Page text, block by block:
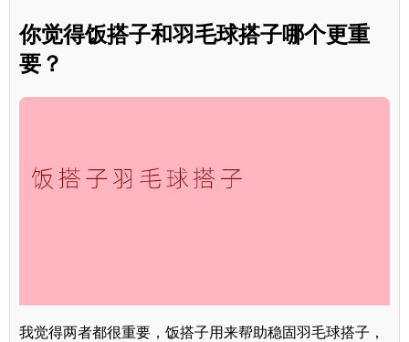
你觉得饭搭子和羽毛球搭子哪个更重
要？
我觉得两者都很重要，饭搭子用来帮助稳固羽毛球搭子，